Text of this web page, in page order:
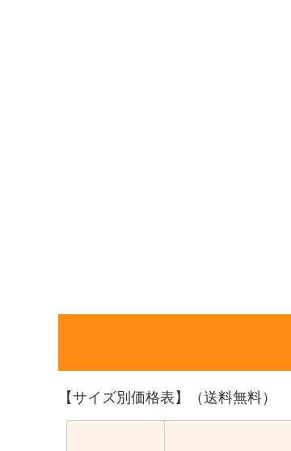
【サイズ別価格表】（送料無料）